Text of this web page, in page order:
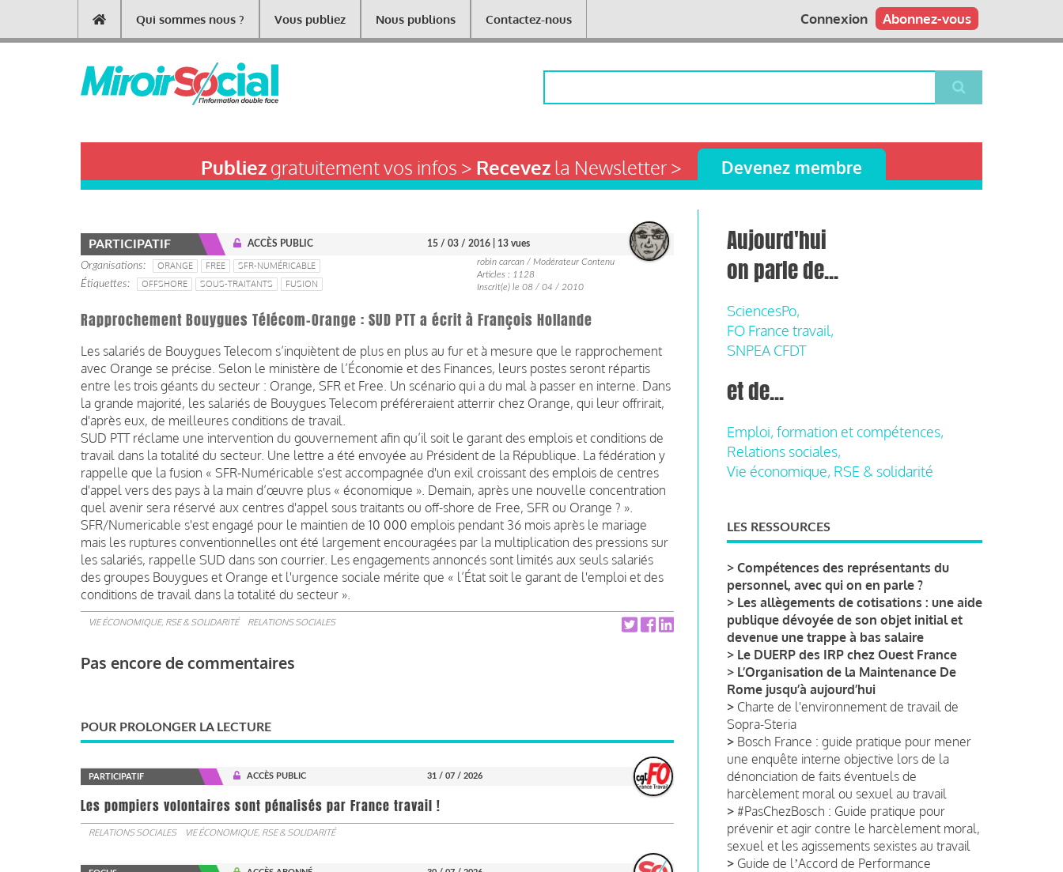
contenu
Main
navigation
Qui sommes nous ? Vous publiez Nous publions Contactez-nous Abonnez-vous
Connexion
Publiezgratuitement vos infos > Recevezla Newsletter > Devenez membre
PARTICIPATIF ACCÈS PUBLIC 15 / 03 / 2016 | 13 vues
Organisations ORANGE FREE
SFR-NUMÉRICABLE
Étiquettes
OFFSHORE SOUS-TRAITANTS FUSION
robin carcan / Modérateur Contenu
Articles : 1128
Inscrit(e) le 08 / 04 / 2010
Rapprochement Bouygues Télécom-Orange : SUD PTT a écrit à François Hollande
Les salariés de Bouygues Telecom s’inquiètent de plus en plus au fur et à mesure que le rapprochement
avec Orange se précise. Selon le ministère de l’Économie et des Finances, leurs postes seront répartis
entre les trois géants du secteur : Orange, SFR et Free. Un scénario qui a du mal à passer en interne. Dans
la grande majorité, les salariés de Bouygues Telecom préféreraient atterrir chez Orange, qui leur offrirait,
d'après eux, de meilleures conditions de travail.
SUD PTT réclame une intervention du gouvernement afin qu’il soit le garant des emplois et conditions de
travail dans la totalité du secteur. Une lettre a été envoyée au Président de la République. La fédération y
rappelle que la fusion « SFR-Numéricable s'est accompagnée d'un exil croissant des emplois de centres
d'appel vers des pays à la main d’œuvre plus « économique ». Demain, après une nouvelle concentration
quel avenir sera réservé aux centres d'appel sous traitants ou off-shore de Free, SFR ou Orange ? ».
SFR/Numericable s'est engagé pour le maintien de 10 000 emplois pendant 36 mois après le mariage
mais les ruptures conventionnelles ont été largement encouragées par la multiplication des pressions sur
les salariés, rappelle SUD dans son courrier. Les engagements annoncés sont limités aux seuls salariés
des groupes Bouygues et Orange et l'urgence sociale mérite que « l’État soit le garant de l'emploi et des
conditions de travail dans la totalité du secteur ».
VIE ÉCONOMIQUE, RSE & SOLIDARITÉ RELATIONS SOCIALES
Pas encore de commentaires
POUR PROLONGER LA LECTURE
PARTICIPATIF ACCÈS PUBLIC 31 / 07 / 2026
Les pompiers volontaires sont pénalisés par France travail !
RELATIONS SOCIALES VIE ÉCONOMIQUE, RSE & SOLIDARITÉ
Aujourd'hui
on parle de...
SciencesPo,
FO France travail,
SNPEA CFDT
et de...
Emploi, formation et compétences,
Relations sociales,
Vie économique, RSE & solidarité
LES RESSOURCES
> Compétences des représentants du
personnel, avec qui on en parle ?
> Les allègements de cotisations : une aide
publique dévoyée de son objet initial et
devenue une trappe à bas salaire
> Le DUERP des IRP chez Ouest France
> L’Organisation de la Maintenance De
Rome jusqu’à aujourd’hui
> Charte de l'environnement de travail de
Sopra-Steria
> Bosch France : guide pratique pour mener
une enquête interne objective lors de la
dénonciation de faits éventuels de
harcèlement moral ou sexuel au travail
> #PasChezBosch : Guide pratique pour
prévenir et agir contre le harcèlement moral,
sexuel et les agissements sexistes au travail
> Guide de lʼAccord de Performance